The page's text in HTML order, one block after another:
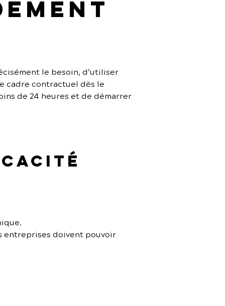
le besoin, d’utiliser
cadre contractuel dès le
de 24 heures et de démarrer
entreprises doivent pouvoir